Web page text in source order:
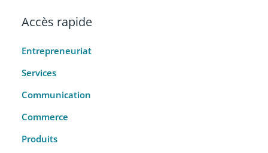
Accès rapide
Entrepreneuriat
Services
Communication
Commerce
Produits